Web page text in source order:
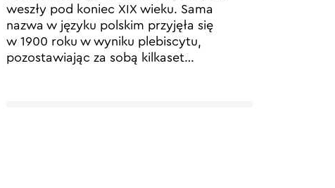
weszły pod koniec XIX wieku. Sama
nazwa w języku polskim przyjęła się
w 1900 roku w wyniku plebiscytu,
pozostawiając za sobą kilkaset…